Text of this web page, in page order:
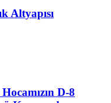
Altyapısı
D-8